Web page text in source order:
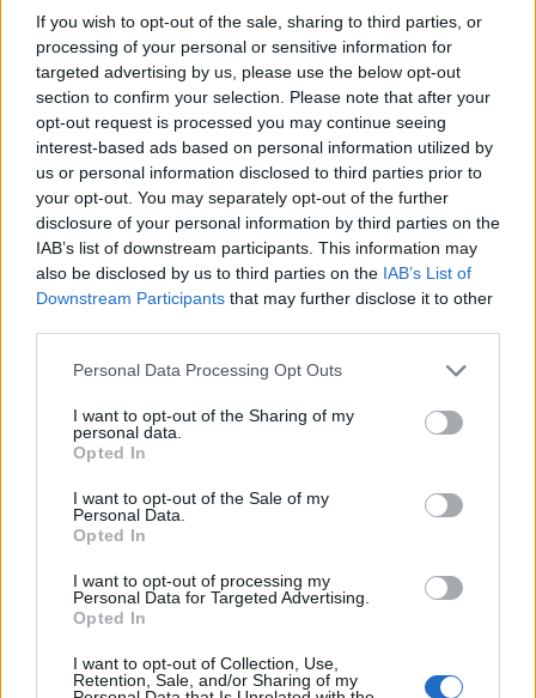
If you wish to opt-out of the sale, sharing to third parties, or
processing of your personal or sensitive information for
targeted advertising by us, please use the below opt-out
section to confirm your selection. Please note that after your
opt-out request is processed you may continue seeing
interest-based ads based on personal information utilized by
us or personal information disclosed to third parties prior to
your opt-out. You may separately opt-out of the further
disclosure of your personal information by third parties on the
IAB’s list of downstream participants. This information may
also be disclosed by us to third parties on the IAB’s List of
Downstream Participants that may further disclose it to other
Please note that this website/app uses one or more Google
not limited to your visit or usage behaviour. You may click to
grant or deny consent to Google and its third-party tags to
use your data for below specified purposes in below Google
consent section.
Personal Data Processing Opt Outs
I want to opt-out of the Sharing of my
personal data.
Opted In
I want to opt-out of the Sale of my
Personal Data.
Opted In
I want to opt-out of processing my
Personal Data for Targeted Advertising.
Opted In
I want to opt-out of Collection, Use,
Retention, Sale, and/or Sharing of my
megjelent
On This Island
című harmadik albumát
vezette fel.
http://www.myspace.com/6dayriot
https://www.youtube.com/watch?
v=kJ9rPz2KVkU
The Good Natured: Be My Animal
A londoni elektro-pop zenekar első számát, aYour
Body Is A Machine-t imádták a trendi blogok. A
második kislemez a héten jön ki, és még a B-oldalas
számhoz is készítettek videót.
https://www.youtube.com/watch?
good-natureds-be-my-animal-single/
The Shoes: Stay The Same (feat. Esser)
A 2009-esBraveface
elnevezett popzenekara – neve alatt. Szerencsére
nem tűnt el teljesen, a Mumdance nyári EP-jén
Shoeselektro duó aktuális számában is, amit a
briteknél Norman Cook (Fatboy Slim) kiadója, a
száma meghallgatható a Soundcloudon.